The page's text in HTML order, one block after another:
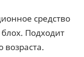
средство
Подходит
возраста.